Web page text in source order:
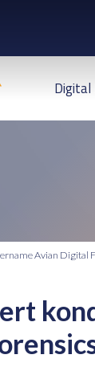
Digital
Avian Digital